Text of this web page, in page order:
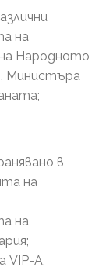
на
Народното
Министъра
в
на
на
VIP-А,